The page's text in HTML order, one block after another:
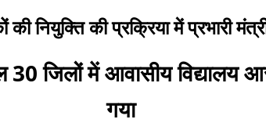
की नियुक्ति की प्रक्रिया में प्रभारी
जिलों में आवासीय विद्यालय
गया